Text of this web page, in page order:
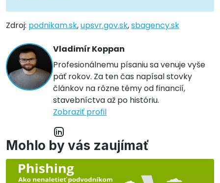
Zdroj: podnikam.sk,upsvr.gov.sk,sbagency.sk
Vladimír Koppan
Profesionálnemu písaniu sa venuje vyše
päť rokov. Za ten čas napísal stovky
článkov na rôzne témy od financií,
stavebníctva až po históriu.
Zobraziť profil
Mohlo by vás zaujímať